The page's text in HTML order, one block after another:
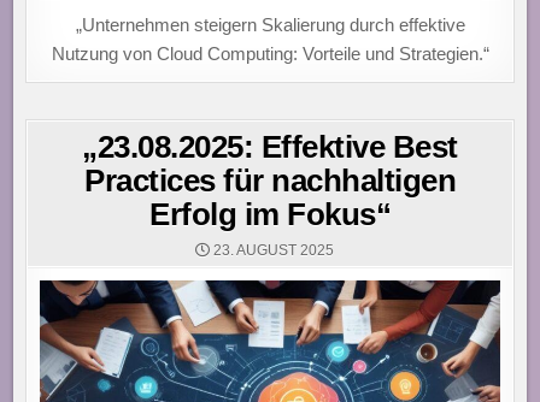
„Unternehmen steigern Skalierung durch effektive
Nutzung von Cloud Computing: Vorteile und Strategien.“
„23.08.2025: Effektive Best
Practices für nachhaltigen
Erfolg im Fokus“
23. AUGUST 2025